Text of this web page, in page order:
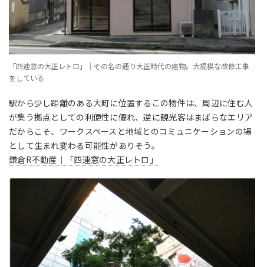
「四連窓の大正レトロ」｜その名の通り大正時代の建物。大規模な改修工事
をしている
駅から少し距離のある大町に位置するこの物件は、周辺に住む人
が集う拠点としての利便性に優れ、逆に観光客はまばらなエリア
だからこそ、ワークスペースと地域とのコミュニケーションの場
として生まれ変わる可能性がありそう。
鎌倉R不動産｜「四連窓の大正レトロ」